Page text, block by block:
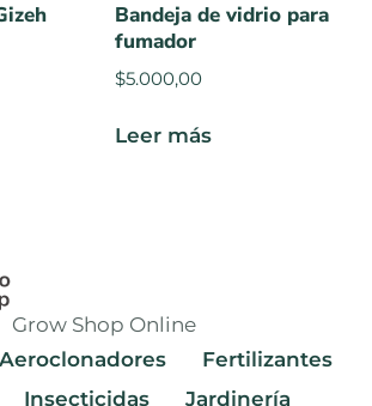
Bandeja de vidrio para
fumador
$5.000,00
Leer más
Grow Shop Online
Aeroclonadores
Fertilizantes
Insecticidas Jardinería